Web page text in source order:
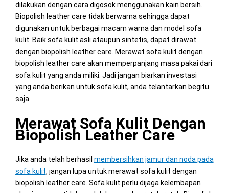
dilakukan dengan cara digosok menggunakan kain bersih.
Biopolish leather care tidak berwarna sehingga dapat
digunakan untuk berbagai macam warna dan model sofa
kulit. Baik sofa kulit asli ataupun sintetis, dapat dirawat
dengan biopolish leather care. Merawat sofa kulit dengan
biopolish leather care akan memperpanjang masa pakai dari
sofa kulit yang anda miliki. Jadi jangan biarkan investasi
yang anda berikan untuk sofa kulit, anda telantarkan begitu
saja.
Merawat Sofa Kulit Dengan
Biopolish Leather Care
Jika anda telah berhasil membersihkan jamur dan noda pada
sofa kulit, jangan lupa untuk merawat sofa kulit dengan
biopolish leather care. Sofa kulit perlu dijaga kelembapan